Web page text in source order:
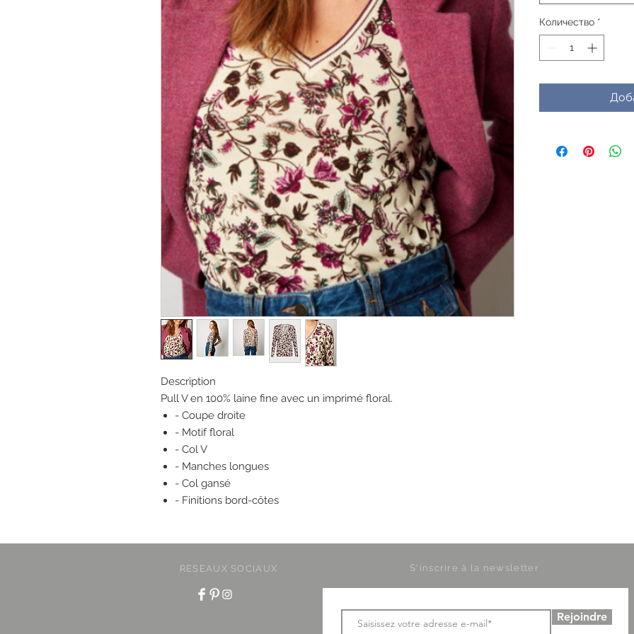
Description
Pull V en 100% laine fine avec un imprimé floral.
- Coupe droite
- Motif floral
- Col V
- Manches longues
- Col gansé
- Finitions bord-côtes
Количество *
RESEAUX SOCIAUX S'inscrire à la newsletter
Rejoindre